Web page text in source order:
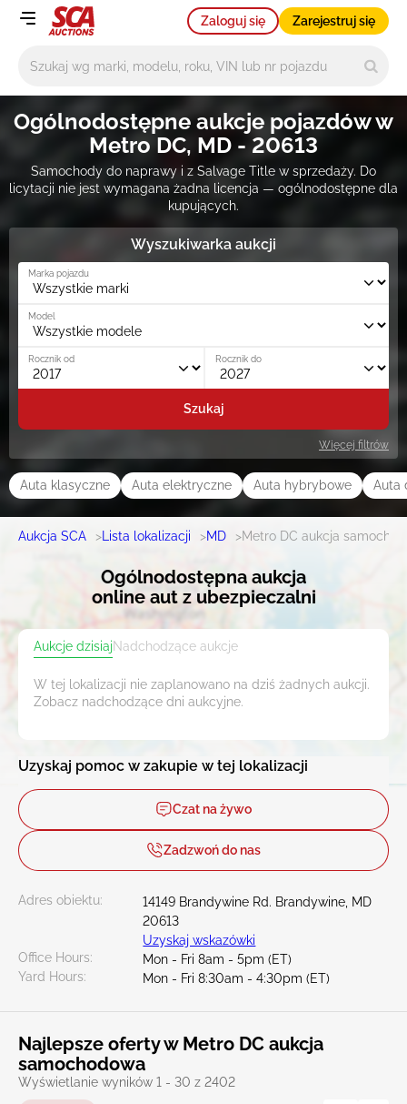
Zaloguj się Zarejestruj się
Ogólnodostępne aukcje pojazdów w
Metro DC, MD - 20613
Samochody do naprawy i z Salvage Title w sprzedaży. Do
licytacji nie jest wymagana żadna licencja — ogólnodostępne dla
kupujących.
Wyszukiwarka aukcji
Marka pojazdu
Model
Rocznik od Rocznik do
Szukaj
Więcej filtrów
Auta klasyczne Auta elektryczne Auta hybrybowe Auta
Aukcja SCA > Lista lokalizacji >MD >Metro DC aukcja
Ogólnodostępna aukcja
online aut z ubezpieczalni
Uzyskaj pomoc w zakupie w tej lokalizacji
Czat na żywo
Zadzwoń do nas
Adres obiektu:
14149 Brandywine Rd. Brandywine, MD
20613
Uzyskaj wskazówki
Office Hours:
Mon - Fri 8am - 5pm (ET)
Yard Hours:
Mon - Fri 8:30am - 4:30pm (ET)
Aukcje dzisiajNadchodzące aukcje
W tej lokalizacji nie zaplanowano na dziś żadnych aukcji.
Zobacz nadchodzące dni aukcyjne.
Najlepsze oferty w Metro DC aukcja
samochodowa
Wyświetlanie wyników 1 - 30 z 2402